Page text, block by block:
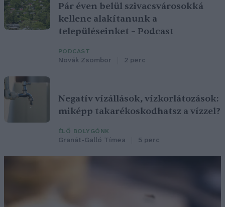
Pár éven belül szivacsvárosokká
kellene alakítanunk a
településeinket – Podcast
PODCAST
Novák Zsombor 2 perc
Negatív vízállások, vízkorlátozások:
miképp takarékoskodhatsz a vízzel?
ÉLŐ BOLYGÓNK
Granát-Galló Tímea 5 perc